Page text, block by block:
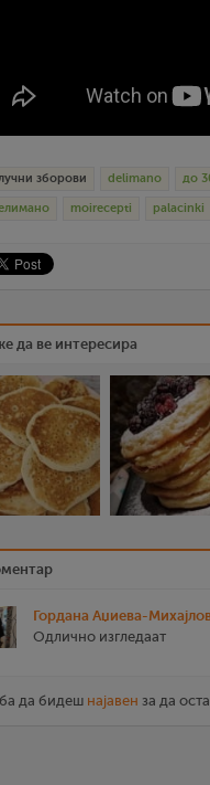
зборови delimano до
moirecepti palacinki
да ве интересира
Гордана Аџиева-
Одлично изгледаат
да бидеш најавен за да